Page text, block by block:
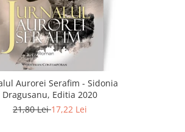
Aurorei Serafim - Sidonia
Dragusanu, Editia 2020
21,80 Lei17,22 Lei